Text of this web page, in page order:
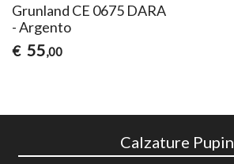
Grunland CE 0675 DARA
- Argento
€ 55,00
Calzature Pupin